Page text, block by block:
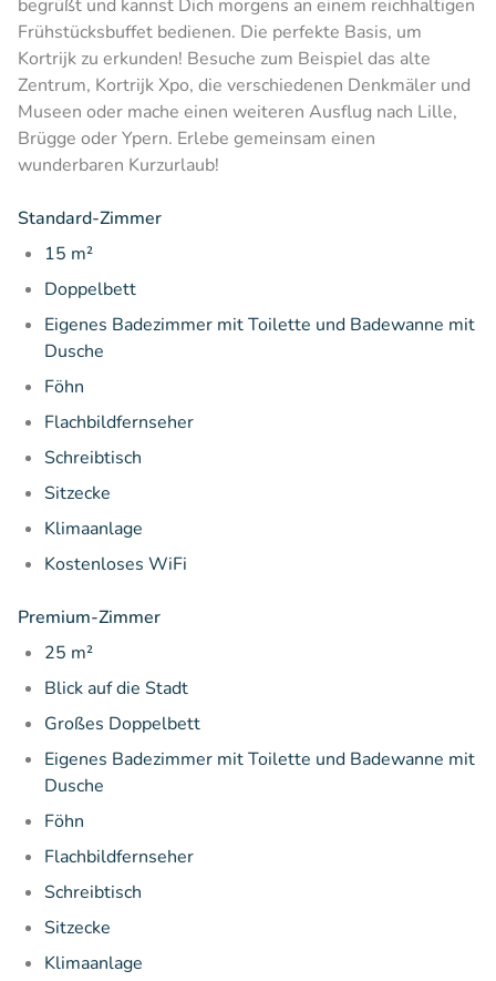
begrüßt und kannst Dich morgens an einem reichhaltigen
Frühstücksbuffet bedienen. Die perfekte Basis, um
Kortrijk zu erkunden! Besuche zum Beispiel das alte
Zentrum, Kortrijk Xpo, die verschiedenen Denkmäler und
Museen oder mache einen weiteren Ausflug nach Lille,
Brügge oder Ypern. Erlebe gemeinsam einen
wunderbaren Kurzurlaub!
Standard-Zimmer
15 m²
Doppelbett
Eigenes Badezimmer mit Toilette und Badewanne mit
Dusche
Föhn
Flachbildfernseher
Schreibtisch
Sitzecke
Klimaanlage
Kostenloses WiFi
Premium-Zimmer
25 m²
Blick auf die Stadt
Großes Doppelbett
Eigenes Badezimmer mit Toilette und Badewanne mit
Dusche
Föhn
Flachbildfernseher
Schreibtisch
Sitzecke
Klimaanlage